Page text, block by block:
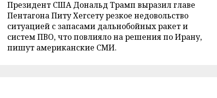
Президент США Дональд Трамп выразил главе
Пентагона Питу Хегсету резкое недовольство
ситуацией с запасами дальнобойных ракет и
систем ПВО, что повлияло на решения по Ирану,
пишут американские СМИ.